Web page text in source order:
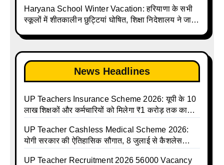
Up Madhyamik Avkash Talika 2025 | UP
Madhyamik School avkash suchi | UP
holiday calendar | Madhyamik School Holidays
List 2025
Haryana School Winter Vacation: हरियाणा के सभी
स्कूलों में शीतकालीन छुट्टियां घोषित, शिक्षा निदेशालय ने जारी
News Headlines
UP Teachers Insurance Scheme 2026: यूपी के 10
लाख शिक्षकों और कर्मचारियों को मिलेगा ₹1 करोड़ तक का
UP Teacher Cashless Medical Scheme 2026:
योगी सरकार की ऐतिहासिक सौगात, 8 जुलाई से कैशलेस
UP Teacher Recruitment 2026 56000 Vacancy